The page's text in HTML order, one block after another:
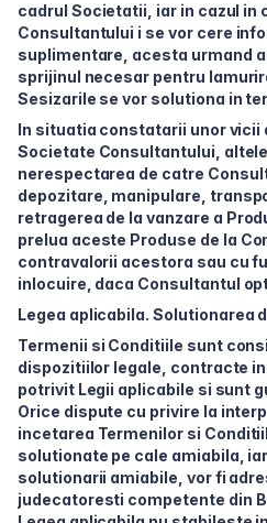
cadrul Societatii, iar in cazul in
Consultantului i se vor cere
suplimentare, acesta urmand
sprijinul necesar pentru
Sesizarile se vor solutiona in
In situatia constatarii unor vicii
Societate Consultantului,
nerespectarea de catre
depozitare, manipulare,
retragerea de la vanzare a
prelua aceste Produse de la
contravalorii acestora sau cu
inlocuire, daca Consultantul
Legea aplicabila. Solutionarea
Termenii si Conditiile sunt
dispozitiilor legale, contracte
potrivit Legii aplicabile si sunt
Orice dispute cu privire la
incetarea Termenilor si
solutionate pe cale amiabila,
solutionarii amiabile, vor fi
judecatoresti competente din